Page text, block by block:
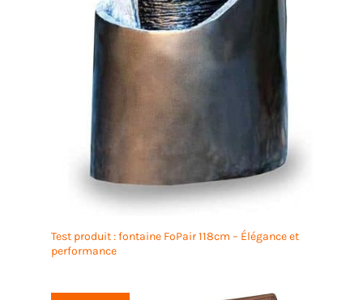
Test produit : fontaine FoPair 118cm – Élégance et
performance